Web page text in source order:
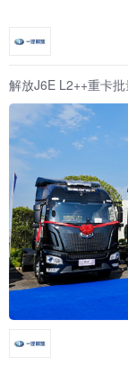
解放J6E L2++重卡